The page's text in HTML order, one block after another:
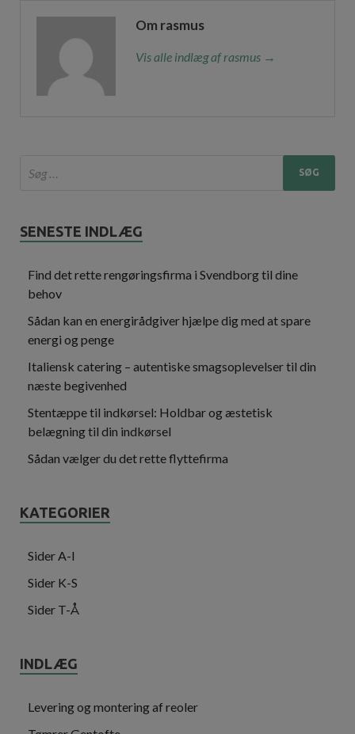
Om rasmus
Vis alle indlæg af rasmus →
SENESTE INDLÆG
Find det rette rengøringsfirma i Svendborg til dine
behov
Sådan kan en energirådgiver hjælpe dig med at spare
energi og penge
Italiensk catering – autentiske smagsoplevelser til din
næste begivenhed
Stentæppe til indkørsel: Holdbar og æstetisk
belægning til din indkørsel
Sådan vælger du det rette flyttefirma
KATEGORIER
Sider A-I
Sider K-S
Sider T-Å
INDLÆG
Levering og montering af reoler